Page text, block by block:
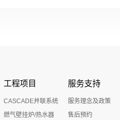
工程项目
CASCADE并联系统
燃气壁挂炉/热水器
服务支持
服务理念及政策
售后预约